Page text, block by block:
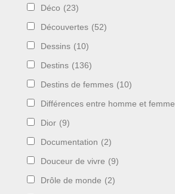
Déco (23)
Découvertes (52)
Dessins (10)
Destins (136)
Destins de femmes (10)
Différences entre homme et femme
Dior (9)
Documentation (2)
Douceur de vivre (9)
Drôle de monde (2)